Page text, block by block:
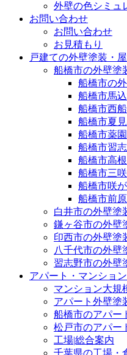
外壁の色シミュ
お問い合わせ
お問い合わせ
お見積もり
戸建ての外壁塗装・
船橋市の外壁塗
船橋市の
船橋市馬
船橋市西
船橋市夏
船橋市薬
船橋市習
船橋市高
船橋市三
船橋市咲
船橋市前
白井市の外壁塗
鎌ヶ谷市の外壁
印西市の外壁塗
八千代市の外壁
習志野市の外壁
アパート・マンショ
マンション大規
アパート外壁塗
船橋市のアパー
松戸市のアパー
工場|総合案内
千葉県の工場・